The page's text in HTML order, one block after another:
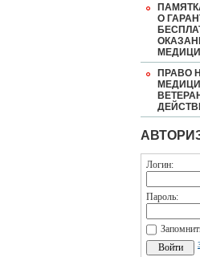
О
ПРАВО
Логин:
Пароль: